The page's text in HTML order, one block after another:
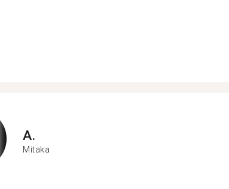
A.
Mitaka